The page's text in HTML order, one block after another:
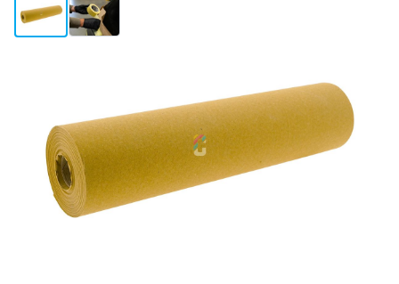
1 Pièce 6,62
35 Pièces ÉCONOMISEZ 8%
€